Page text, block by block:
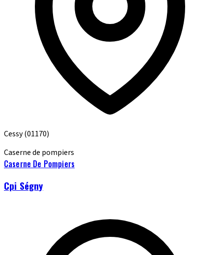
Cessy(01170)
Caserne de pompiers
Caserne De Pompiers
Cpi Ségny